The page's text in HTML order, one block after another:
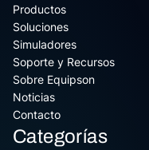
Productos
Soluciones
Simuladores
Soporte y Recursos
Sobre Equipson
Noticias
Contacto
Categorías